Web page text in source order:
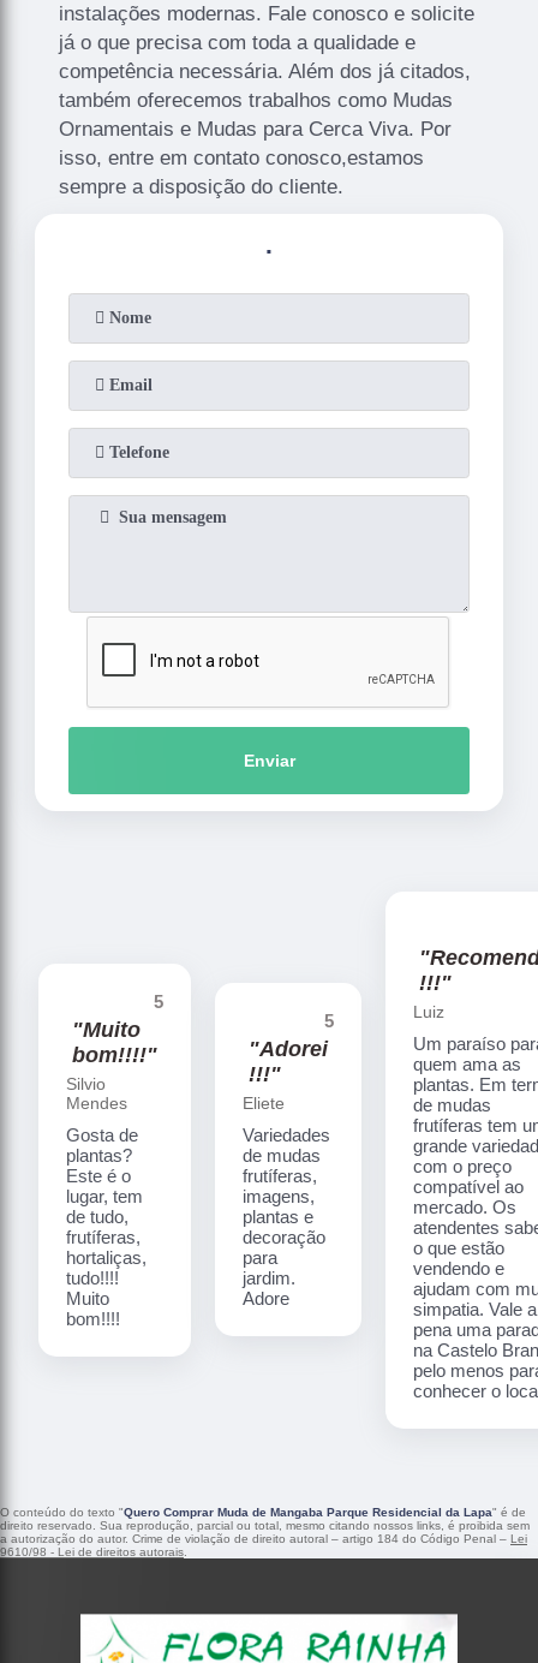
instalações modernas. Fale conosco e solicite
já o que precisa com toda a qualidade e
competência necessária. Além dos já citados,
também oferecemos trabalhos como Mudas
Ornamentais e Mudas para Cerca Viva. Por
isso, entre em contato conosco,estamos
sempre a disposição do cliente.
.
Enviar
5
"Muito
bom!!!!"
Silvio
Mendes
Gosta de
plantas?
Este é o
lugar, tem
de tudo,
frutíferas,
hortaliças,
tudo!!!!
Muito
bom!!!!
5
"Adorei
!!!"
Eliete
Variedades
de mudas
frutíferas,
imagens,
plantas e
decoração
para
jardim.
Adore
!!!"
Luiz
Um paraíso
quem ama as
plantas. Em
de mudas
frutíferas tem
grande
com o preço
compatível ao
mercado. Os
atendentes
o que estão
vendendo e
ajudam com
simpatia. Vale a
pena uma
na Castelo
pelo menos
conhecer o
O conteúdo do texto "Quero Comprar Muda de Mangaba Parque Residencial da Lapa" é de
direito reservado. Sua reprodução, parcial ou total, mesmo citando nossos links, é proibida sem
a autorização do autor. Crime de violação de direito autoral – artigo 184 do Código Penal – Lei
9610/98 - Lei de direitos autorais